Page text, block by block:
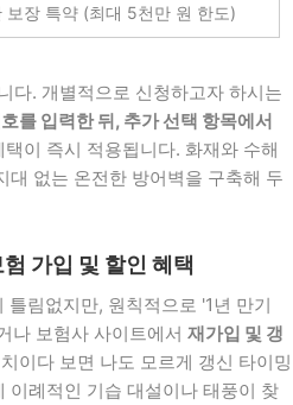
보장 특약 (최대 5천만 원 한도)
다. 개별적으로 신청하고자 하시는
를 입력한 뒤, 추가 선택 항목에서
이 즉시 적용됩니다. 화재와 수해
대 없는 온전한 방어벽을 구축해 두
가입 및 할인 혜택
림없지만, 원칙적으로 '1년 만기
나 보험사 사이트에서 재가입 및 갱
이다 보면 나도 모르게 갱신 타이밍
이례적인 기습 대설이나 태풍이 찾